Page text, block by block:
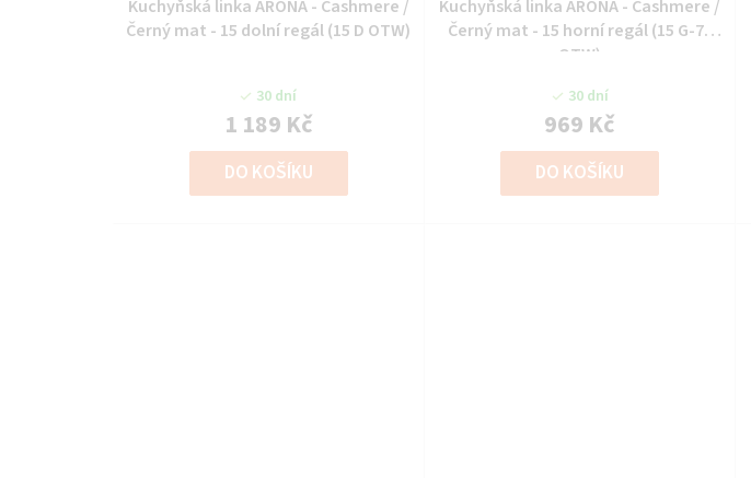
Kuchyňská linka ARONA - Cashmere /
Černý mat - 15 dolní regál (15 D OTW)
30 dní
1 189 Kč
DO KOŠÍKU
Kuchyňská linka ARONA - Cashmere /
Černý mat - 15 horní regál (15 G-72
OTW)
30 dní
969 Kč
DO KOŠÍKU